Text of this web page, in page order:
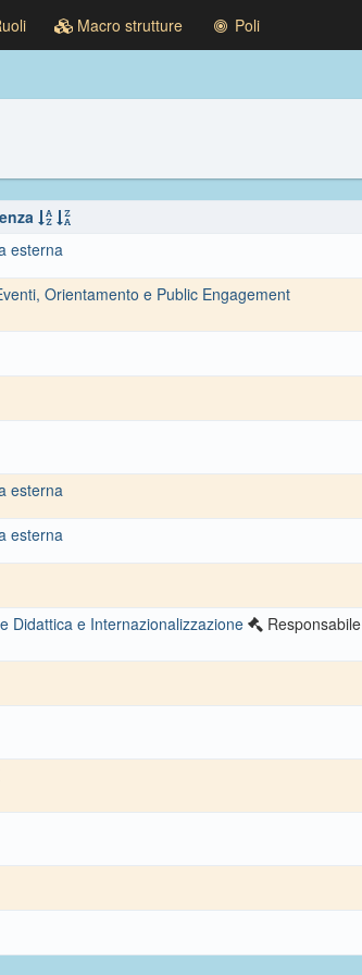
Macro strutture Poli
esterna
Orientamento e Public Engagement
esterna
esterna
Didattica e Internazionalizzazione Responsabile